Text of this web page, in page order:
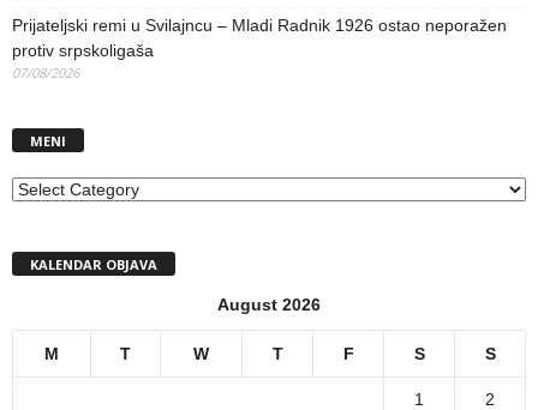
Prijateljski remi u Svilajncu – Mladi Radnik 1926 ostao neporažen
protiv srpskoligaša
07/08/2026
MENI
MENI
KALENDAR OBJAVA
August 2026
M T W T F S S
1 2